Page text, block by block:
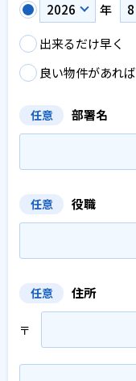
年
出来るだけ早く
良い物件があれば
任意 部署名
任意 役職
任意 住所
〒